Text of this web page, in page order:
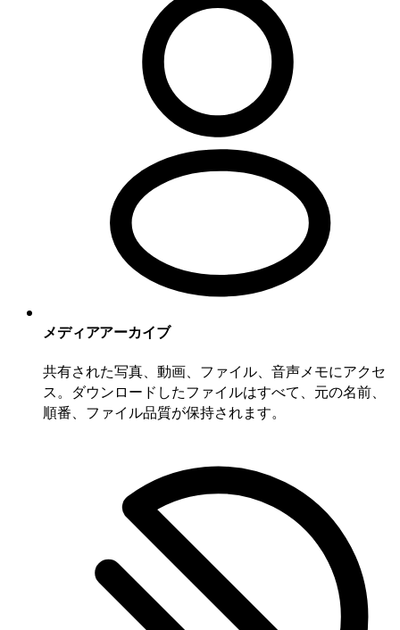
メディアアーカイブ
共有された写真、動画、ファイル、音声メモにアクセ
ス。ダウンロードしたファイルはすべて、元の名前、
順番、ファイル品質が保持されます。